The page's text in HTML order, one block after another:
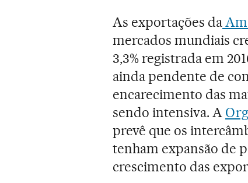
As exportações da
mercados mundiais
3,3% registrada em
ainda pendente de
encarecimento das
sendo intensiva. A
prevê que os
tenham expansão de
crescimento das